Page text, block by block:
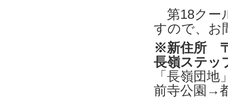
第18クー
すので、お
※新住所 〒
長嶺ステ
「長嶺団
前寺公園→